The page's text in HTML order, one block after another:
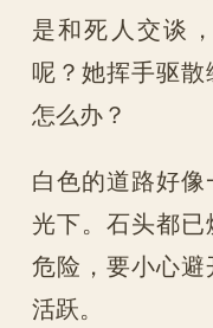
是和死人交谈
呢？她挥手驱
怎么办？
白色的道路好
光下。石头都
危险，要小心
活跃。